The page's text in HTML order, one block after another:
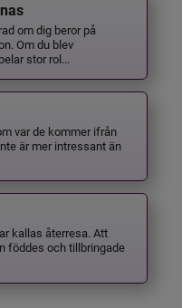
om dig beror på
Om du blev
stor rol...
var de kommer ifrån
är mer intressant än
kallas återresa. Att
föddes och tillbringade